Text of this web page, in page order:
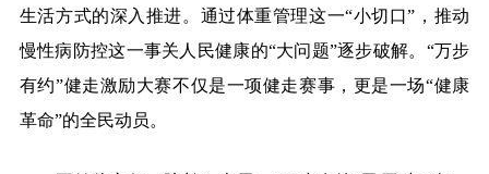
生活方式的深入推进。通过体重管理这一“小切口”，推动
慢性病防控这一事关人民健康的“大问题”逐步破解。“万步
有约”健走激励大赛不仅是一项健走赛事，更是一场“健康
革命”的全民动员。